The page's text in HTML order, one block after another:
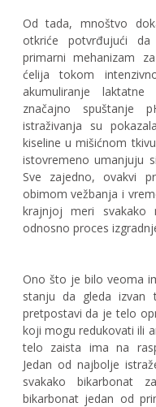
Od tada, mnoštvo
otkriće potvrđujući
primarni mehanizam
ćelija tokom
akumuliranje
značajno spuštanje
istraživanja su
kiseline u mišićnom
istovremeno umanjuju
Sve zajedno, ovakvi
obimom vežbanja i
krajnjoj meri svakako
odnosno proces
Ono što je bilo veoma
stanju da gleda izvan
pretpostavi da je telo
koji mogu redukovati ili
telo zaista ima na
Jedan od najbolje
svakako bikarbonat
bikarbonat jedan od